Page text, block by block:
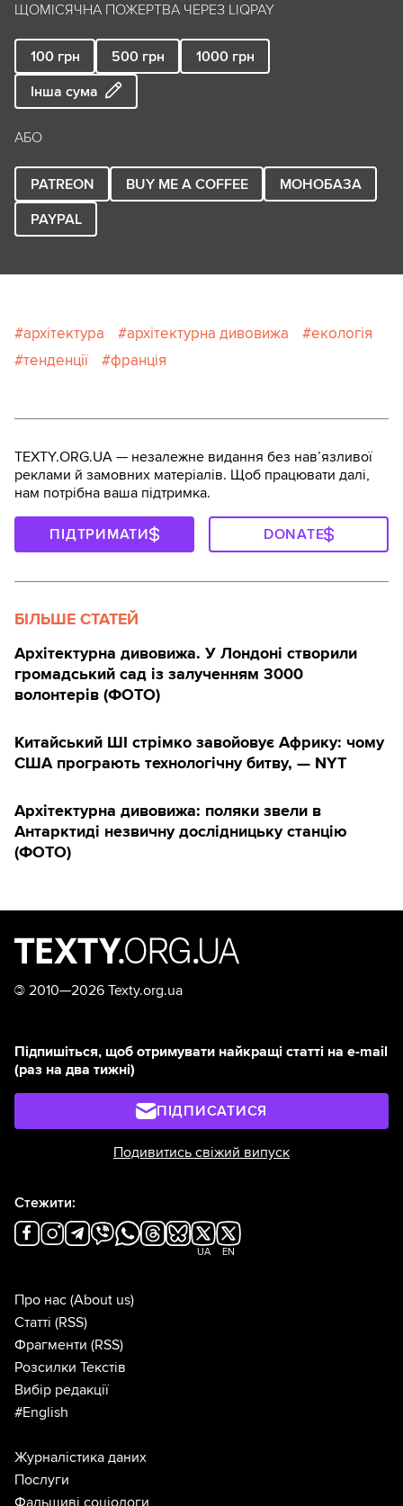
ЩОМІСЯЧНА ПОЖЕРТВА ЧЕРЕЗ LIQPAY
100 грн 500 грн 1000 грн
Інша сума
АБО
PATREON BUY ME A COFFEE
МОНОБАЗА
PAYPAL
архітектура архітектурна дивовижа
екологія
тенденції
франція
TEXTY.ORG.UA — незалежне видання без навʼязливої
реклами й замовних матеріалів. Щоб працювати далі,
нам потрібна ваша підтримка.
ПІДТРИМАТИ DONATE
БІЛЬШЕ СТАТЕЙ
Архітектурна дивовижа. У Лондоні створили
громадський сад із залученням 3000
волонтерів (ФОТО)
Китайський ШІ стрімко завойовує Африку: чому
США програють технологічну битву, — NYT
Архітектурна дивовижа: поляки звели в
Антарктиді незвичну дослідницьку станцію
(ФОТО)
© 2010—2026 Texty.org.ua
Підпишіться, щоб отримувати найкращі статті на e-mail
(раз на два тижні)
ПІДПИСАТИСЯ
Подивитись свіжий випуск
Стежити:
UA EN
Про нас (About us)
Статті (RSS)
Фрагменти (RSS)
Розсилки Текстів
Вибір редакції
#English
Журналістика даних
Послуги